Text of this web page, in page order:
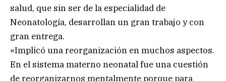
salud, que sin ser de la especialidad de
Neonatología, desarrollan un gran trabajo y con
gran entrega.
«Implicó una reorganización en muchos aspectos.
En el sistema materno neonatal fue una cuestión
de reorganizarnos mentalmente porque para